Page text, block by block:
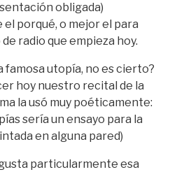
obligada)
porqué, o mejor el para
radio que empieza hoy.
famosa utopía, no es cierto?
hoy nuestro recital de la
la usó muy poéticamente:
sería un ensayo para la
en alguna pared)
particularmente esa